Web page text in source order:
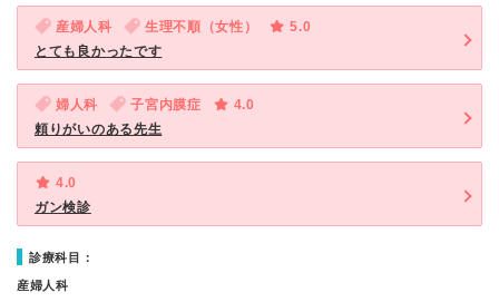
産婦人科 生理不順（女性）
5.0
とても良かったです
婦人科 子宮内膜症
4.0
頼りがいのある先生
4.0
ガン検診
診療科目：
産婦人科